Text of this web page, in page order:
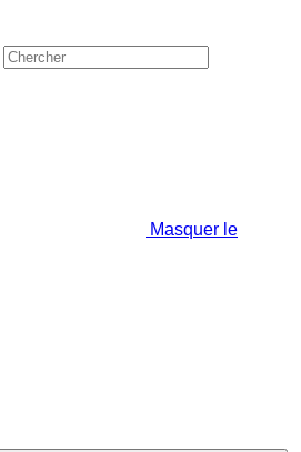
Masquer le